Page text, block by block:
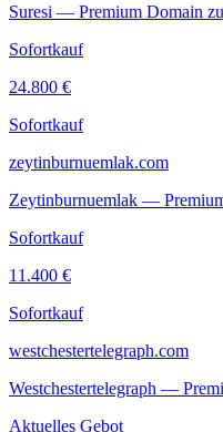
Suresi — Premium Domain
Sofortkauf
24.800 €
Sofortkauf
zeytinburnuemlak.com
Zeytinburnuemlak —
Sofortkauf
11.400 €
Sofortkauf
westchestertelegraph.com
Westchestertelegraph —
Aktuelles Gebot